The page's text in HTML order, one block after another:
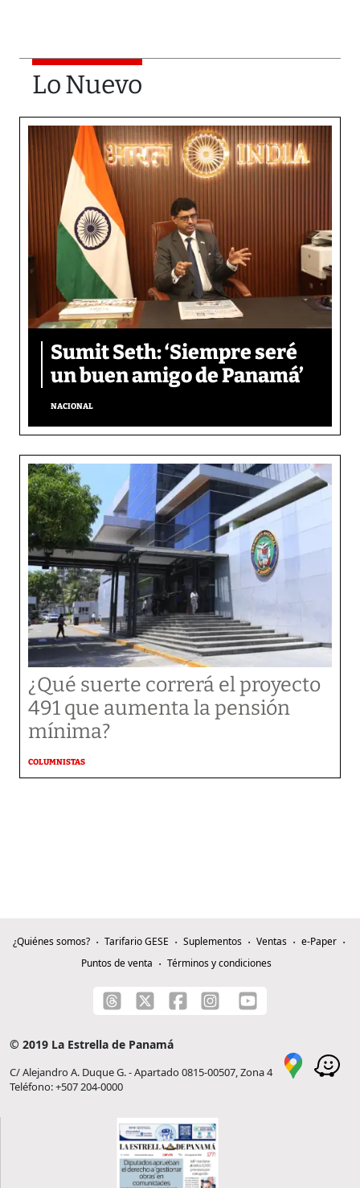
Lo Nuevo
Sumit Seth: ‘Siempre seré
un buen amigo de Panamá’
NACIONAL
¿Qué suerte correrá el proyecto
491 que aumenta la pensión
mínima?
COLUMNISTAS
¿Quiénes somos? Tarifario GESE Suplementos Ventas
e-Paper
Puntos de venta
Términos y condiciones
© 2019 La Estrella de Panamá
C/ Alejandro A. Duque G. - Apartado 0815-00507, Zona 4
Teléfono: +507 204-0000